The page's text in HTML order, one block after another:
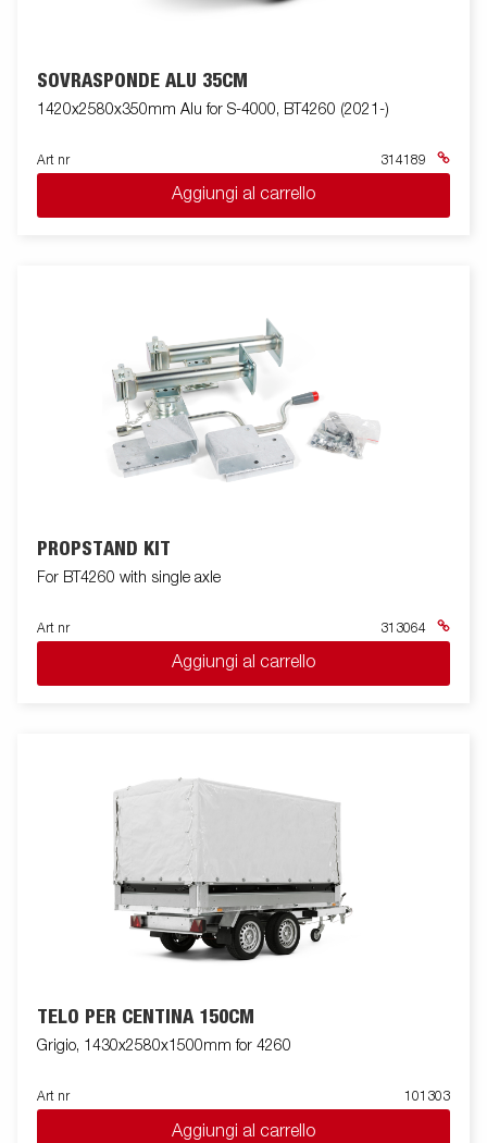
SOVRASPONDE ALU 35CM
1420x2580x350mm Alu for S-4000, BT4260 (2021-)
Art nr 314189
Aggiungi al carrello
PROPSTAND KIT
For BT4260 with single axle
Art nr 313064
Aggiungi al carrello
TELO PER CENTINA 150CM
Grigio, 1430x2580x1500mm for 4260
Art nr 101303
Aggiungi al carrello